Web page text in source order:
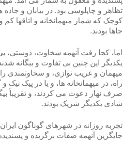
تظاهر و چاپلوسی بود. در بیابان و
کوچک که شمار میهمانخانه و اتاقها کم
جاها بودند.
اما، کجا رفت آنهمه سخاوت،
یکدیگر این چنین بی تفاوت و بیگانه
میهمان و غریب نوازی، و سخاوتمندی
راه، در میهمانخانه ها، و یا در پیک
صرف نهار دعوت می کردند، و تقریباً
شادی یکدیگر شریک بودند.
تجربه روزانه در شهرهای گوناگون
جایگزین آنهمه صفات برگزیده و